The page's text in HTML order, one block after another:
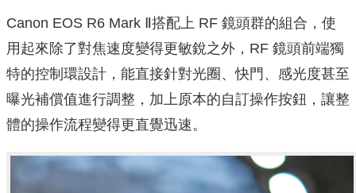
Canon EOS R6 Mark Ⅱ搭配上 RF 鏡頭群的組合，使
用起來除了對焦速度變得更敏銳之外，RF 鏡頭前端獨
特的控制環設計，能直接針對光圈、快門、感光度甚至
曝光補償值進行調整，加上原本的自訂操作按鈕，讓整
體的操作流程變得更直覺迅速。